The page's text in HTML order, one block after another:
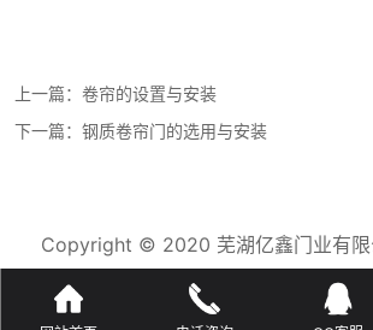
上一篇： 卷帘的设置与安装
下一篇： 钢质卷帘门的选用与安装
Copyright © 2020 芜湖亿鑫门业有限